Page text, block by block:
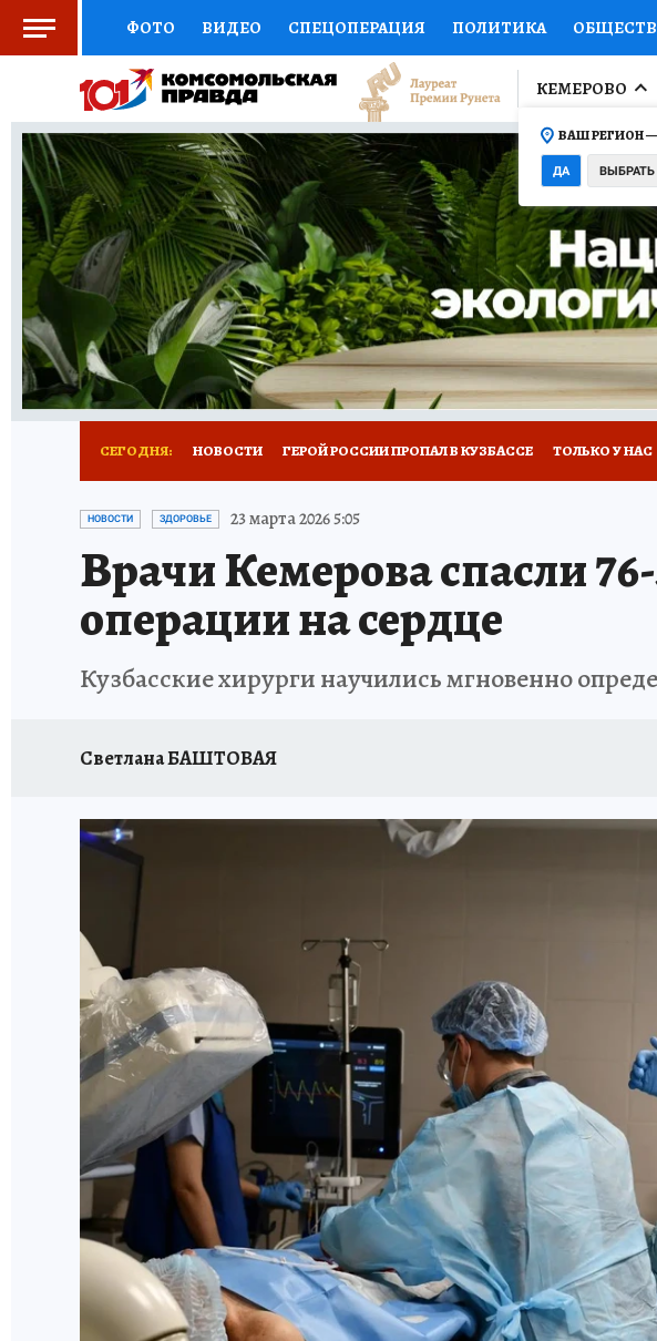
ФОТО ВИДЕО СПЕЦОПЕРАЦИЯ ПОЛИТИКА
СОЦПОДДЕРЖКА НАУКА СПОРТ КОЛУМНИСТЫ
ВЫБОР ЭКСПЕРТОВ ДОКТОР ФИНАНСЫ ОТКРЫВАЕМ
КНИЖНАЯ ПОЛКА ПРОГНОЗЫ НА СПОРТ ПРОМОКОДЫ
ПРЕСС-ЦЕНТР НЕДВИЖИМОСТЬ ТЕЛЕВИЗОР КОНКУРСЫ
РЕКЛАМА ТЕСТЫ НОВОЕ НА САЙТЕ
КЕМЕРОВО
ВАШ РЕГИОН —
ДА
СЕГОДНЯ: НОВОСТИ ГЕРОЙ РОССИИ ПРОПАЛ В КУЗБАССЕ ТОЛЬКО У НАС
ЗАПОВЕДНАЯ РОССИЯ
НОВОСТИ ЗДОРОВЬЕ 23 марта 2026 5:05
Врачи Кемерова спасли
операции на сердце
Кузбасские хирурги научились мгновенно
Светлана БАШТОВАЯ